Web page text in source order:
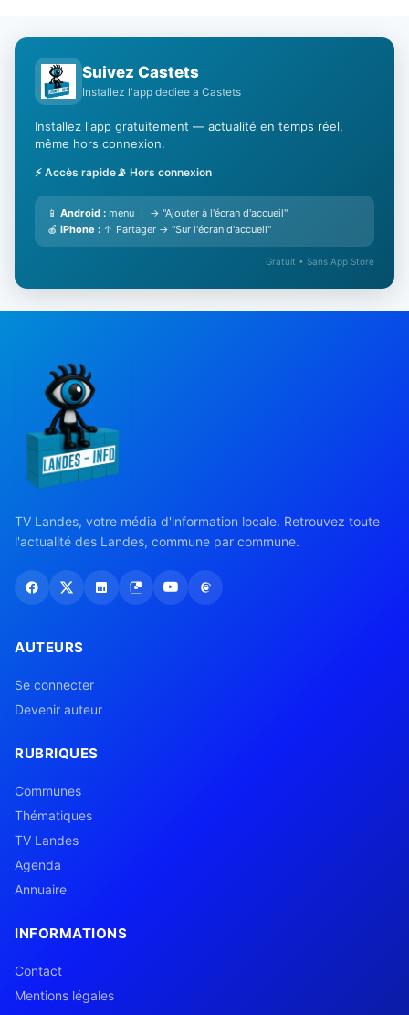
Suivez Castets
Installez l'app dediee a Castets
Installez l'app gratuitement — actualité en temps réel,
même hors connexion.
⚡ Accès rapide📡 Hors connexion
📱 Android : menu ⋮ → "Ajouter à l'écran d'accueil"
🍎 iPhone : ↑ Partager → "Sur l'écran d'accueil"
Gratuit • Sans App Store
TV Landes, votre média d'information locale. Retrouvez toute
l'actualité des Landes, commune par commune.
AUTEURS
Se connecter
Devenir auteur
RUBRIQUES
Communes
Thématiques
TV Landes
Agenda
Annuaire
INFORMATIONS
Contact
Mentions légales